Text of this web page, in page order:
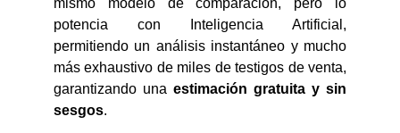
mismo modelo de comparación, pero lo
potencia con Inteligencia Artificial,
permitiendo un análisis instantáneo y mucho
más exhaustivo de miles de testigos de venta,
garantizando una estimación gratuita y sin
sesgos.